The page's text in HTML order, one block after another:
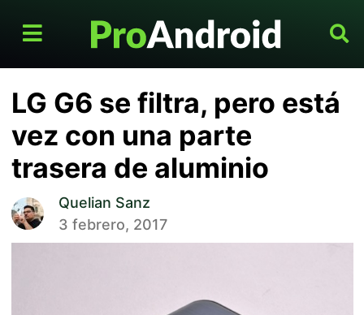
LG G6 se filtra, pero está
vez con una parte
trasera de aluminio
Quelian Sanz
3 febrero, 2017